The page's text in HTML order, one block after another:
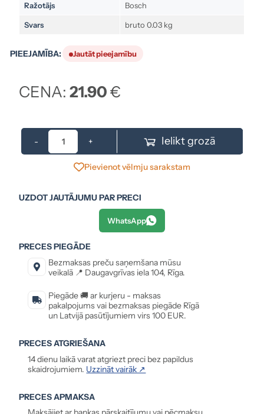
Ražotājs Bosch
Svars bruto 0.03 kg
PIEEJAMĪBA: Jautāt pieejamību
CENA:21.90€
- + Ielikt grozā
Pievienot vēlmju sarakstam
UZDOT JAUTĀJUMU PAR PRECI
WhatsApp
PRECES PIEGĀDE
Bezmaksas preču saņemšana mūsu
veikalā 📍 Daugavgrīvas iela 104, Rīga.
Piegāde 🚚 ar kurjeru - maksas
pakalpojums vai bezmaksas piegāde Rīgā
un Latvijā pasūtījumiem virs 100 EUR.
PRECES ATGRIEŠANA
14 dienu laikā varat atgriezt preci bez papildus
skaidrojumiem. Uzzināt vairāk ↗
PRECES APMAKSA